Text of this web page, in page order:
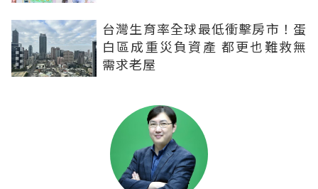
台灣生育率全球最低衝擊房市！蛋
白區成重災負資產 都更也難救無
需求老屋